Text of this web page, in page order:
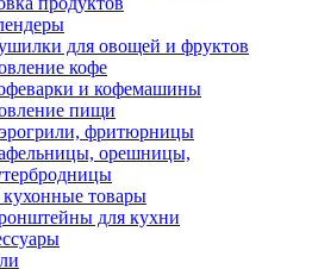
для овощей и фруктов
кофе
и кофемашины
пищи
фритюрницы
орешницы,
товары
для кухни